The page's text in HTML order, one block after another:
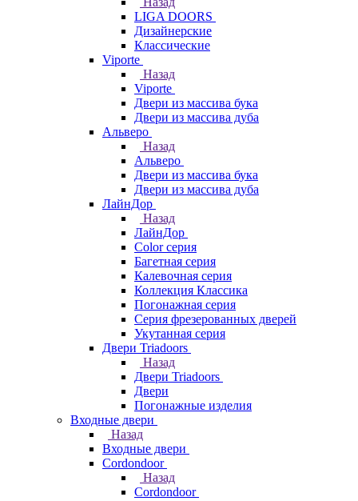
LIGA DOORS
Дизайнерские
Классические
Viporte
Назад
Viporte
Двери из массива бука
Двери из массива дуба
Альверо
Назад
Альверо
Двери из массива бука
Двери из массива дуба
ЛайнДор
Назад
ЛайнДор
Color серия
Багетная серия
Калевочная серия
Коллекция Классика
Погонажная серия
Серия фрезерованных дверей
Укутанная серия
Двери Triadoors
Назад
Двери Triadoors
Двери
Погонажные изделия
Входные двери
Назад
Входные двери
Cordondoor
Назад
Cordondoor